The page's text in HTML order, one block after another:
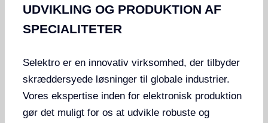
UDVIKLING OG PRODUKTION AF
SPECIALITETER
Selektro er en innovativ virksomhed, der tilbyder
skræddersyede løsninger til globale industrier.
Vores ekspertise inden for elektronisk produktion
gør det muligt for os at udvikle robuste og